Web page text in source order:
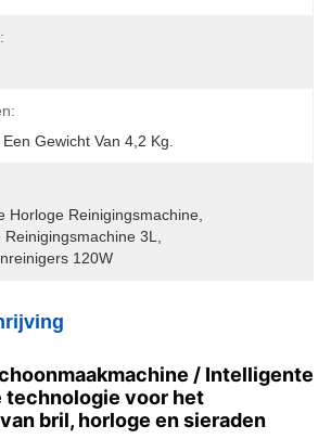
Gewicht Van 4,2 Kg.
Horloge Reinigingsmachine
3L
120W
/ Intelligente
technologie voor het
bril, horloge en sieraden